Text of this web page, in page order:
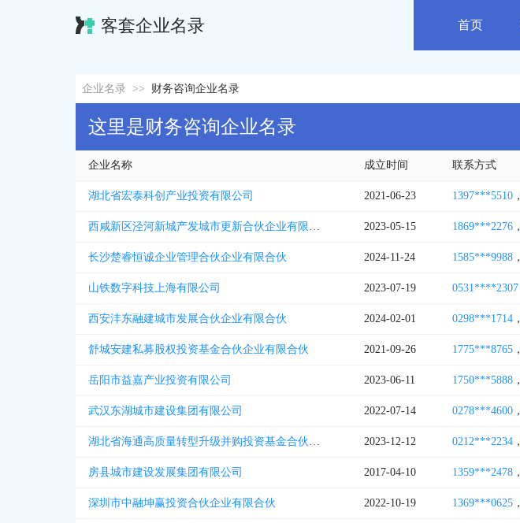
客套企业名录 首页
企业名录 >> 财务咨询企业名录
这里是财务咨询企业名录
企业名称 成立时间 联系方式
湖北省宏泰科创产业投资有限公司 2021-06-23 1397***5510 ，
西咸新区泾河新城产发城市更新合伙企业有限合伙 2023-05-15 1869***2276 ，
长沙楚睿恒诚企业管理合伙企业有限合伙 2024-11-24 1585***9988 ，
山铁数字科技上海有限公司 2023-07-19 0531****2307
西安沣东融建城市发展合伙企业有限合伙 2024-02-01 0298***1714 ，
舒城安建私募股权投资基金合伙企业有限合伙 2021-09-26 1775***8765 ，
岳阳市益嘉产业投资有限公司 2023-06-11 1750***5888 ，
武汉东湖城市建设集团有限公司 2022-07-14 0278***4600 ，
湖北省海通高质量转型升级并购投资基金合伙企业有限合伙 2023-12-12 0212***2234 ，
房县城市建设发展集团有限公司 2017-04-10 1359***2478 ，
深圳市中融坤赢投资合伙企业有限合伙 2022-10-19 1369***0625 ，